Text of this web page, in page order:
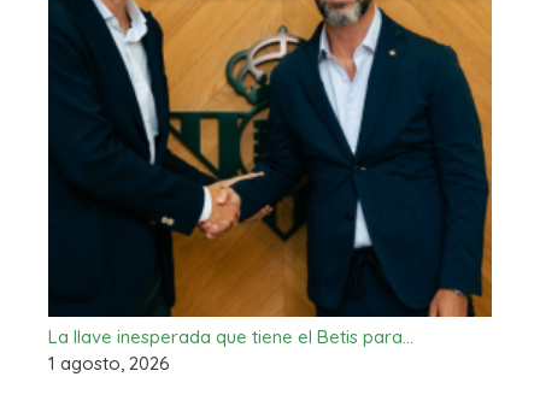
La llave inesperada que tiene el Betis para…
1 agosto, 2026